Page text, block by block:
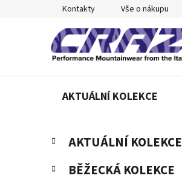
Kontakty Vše o nákupu
AKTUÁLNÍ KOLEKCE
P
s
Přeskočit
kategorie
K
a
t
e
AKTUÁLNÍ KOLEKCE
BĚŽECKÁ KOLEKCE